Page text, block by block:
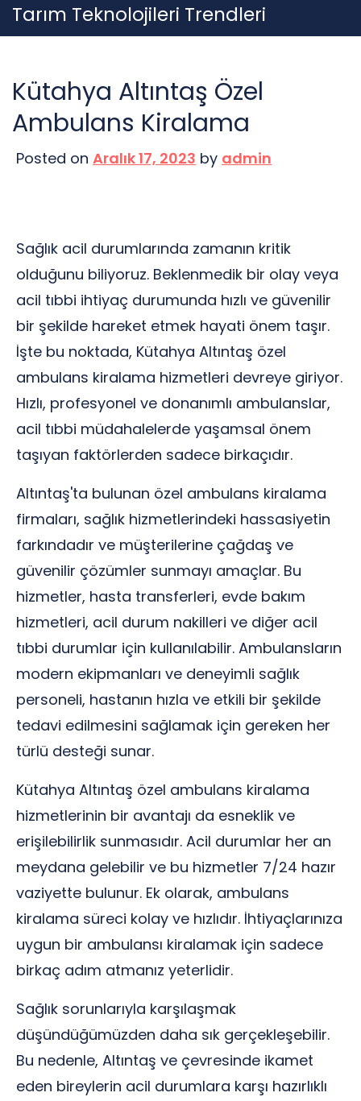
Skip
to
Tarım Teknolojileri Trendleri
Kütahya Altıntaş Özel
Ambulans Kiralama
Posted on Aralık 17, 2023 by admin
Sağlık acil durumlarında zamanın kritik
olduğunu biliyoruz. Beklenmedik bir olay veya
acil tıbbi ihtiyaç durumunda hızlı ve güvenilir
bir şekilde hareket etmek hayati önem taşır.
İşte bu noktada, Kütahya Altıntaş özel
ambulans kiralama hizmetleri devreye giriyor.
Hızlı, profesyonel ve donanımlı ambulanslar,
acil tıbbi müdahalelerde yaşamsal önem
taşıyan faktörlerden sadece birkaçıdır.
Altıntaş'ta bulunan özel ambulans kiralama
firmaları, sağlık hizmetlerindeki hassasiyetin
farkındadır ve müşterilerine çağdaş ve
güvenilir çözümler sunmayı amaçlar. Bu
hizmetler, hasta transferleri, evde bakım
hizmetleri, acil durum nakilleri ve diğer acil
tıbbi durumlar için kullanılabilir. Ambulansların
modern ekipmanları ve deneyimli sağlık
personeli, hastanın hızla ve etkili bir şekilde
tedavi edilmesini sağlamak için gereken her
türlü desteği sunar.
Kütahya Altıntaş özel ambulans kiralama
hizmetlerinin bir avantajı da esneklik ve
erişilebilirlik sunmasıdır. Acil durumlar her an
meydana gelebilir ve bu hizmetler 7/24 hazır
vaziyette bulunur. Ek olarak, ambulans
kiralama süreci kolay ve hızlıdır. İhtiyaçlarınıza
uygun bir ambulansı kiralamak için sadece
birkaç adım atmanız yeterlidir.
Sağlık sorunlarıyla karşılaşmak
düşündüğümüzden daha sık gerçekleşebilir.
Bu nedenle, Altıntaş ve çevresinde ikamet
eden bireylerin acil durumlara karşı hazırlıklı